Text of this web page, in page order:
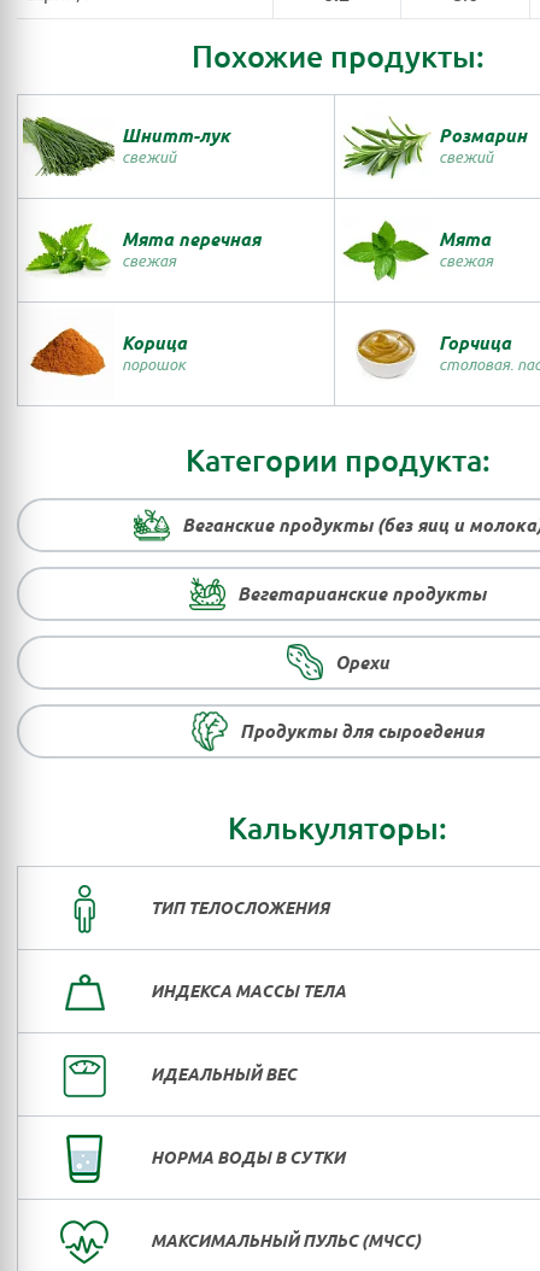
Похожие продукты:
Шнитт-лук
свежий
Розмарин
свежий
Мята перечная
свежая
Мята
свежая
Корица
порошок
Горчица
столовая.
Категории продукта:
Веганские продукты (без яиц и
Вегетарианские продукты
Орехи
Продукты для сыроедения
Калькуляторы:
ТИП ТЕЛОСЛОЖЕНИЯ
ИНДЕКСА МАССЫ ТЕЛА
ИДЕАЛЬНЫЙ ВЕС
НОРМА ВОДЫ В СУТКИ
МАКСИМАЛЬНЫЙ ПУЛЬС (МЧСС)